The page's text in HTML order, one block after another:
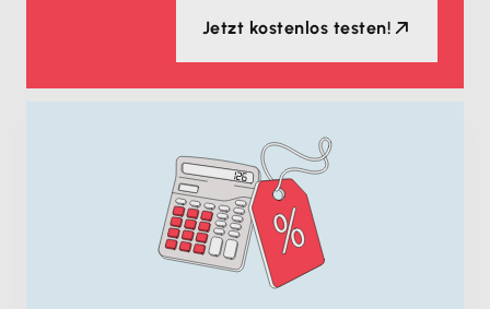
Jetzt kostenlos testen!